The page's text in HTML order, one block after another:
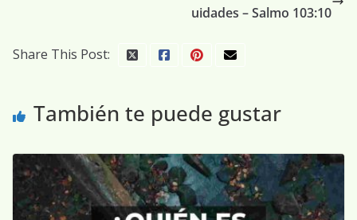
uidades – Salmo 103:10
Share This Post:
También te puede gustar